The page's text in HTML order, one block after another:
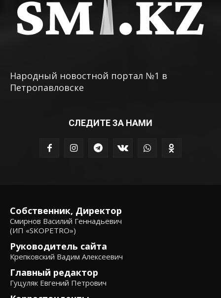
Народный новостной портал №1 в
Петропавловске
СЛЕДИТЕ ЗА НАМИ
Собственник, Директор
Смирнов Василий Геннадьевич
(ИП «SKOPETRO»)
Руководитель сайта
Крепковский Вадим Алексеевич
Главный редактор
Гуцуляк Евгений Петрович